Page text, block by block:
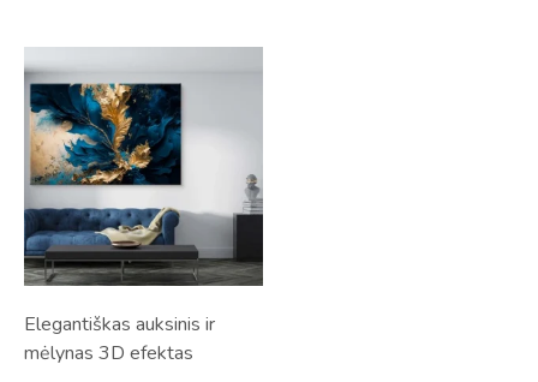
Elegantiškas auksinis ir
mėlynas 3D efektas